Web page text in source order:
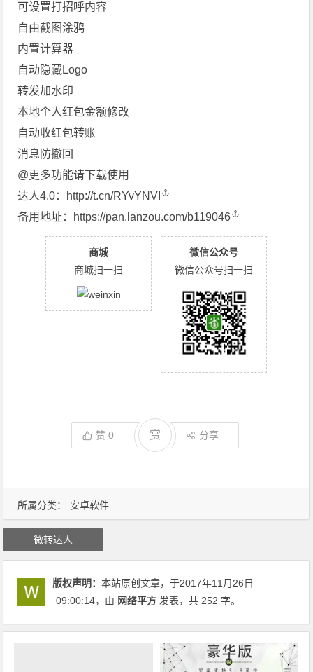
所属分类： 安卓软件
可设置打招呼内容
自由截图涂鸦
内置计算器
自动隐藏Logo
转发加水印
本地个人红包金额修改
自动收红包转账
消息防撤回
@更多功能请下载使用
达人4.0： http://t.cn/RYvYNVI
备用地址： https://pan.lanzou.com/b119046
商城
商城扫一扫
微信公众号
微信公众号扫一扫
赞0 赏 分享
微转达人
版权声明：本站原创文章，于2017年11月26日
09:00:14，由 网络平方 发表，共 252 字。